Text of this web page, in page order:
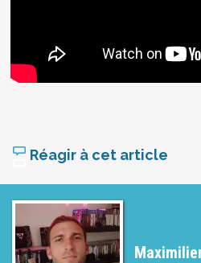
Réagir à cet article